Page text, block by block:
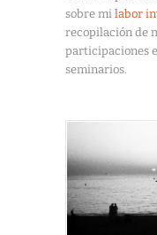
sobre mi labor
recopilación de
participaciones
seminarios.